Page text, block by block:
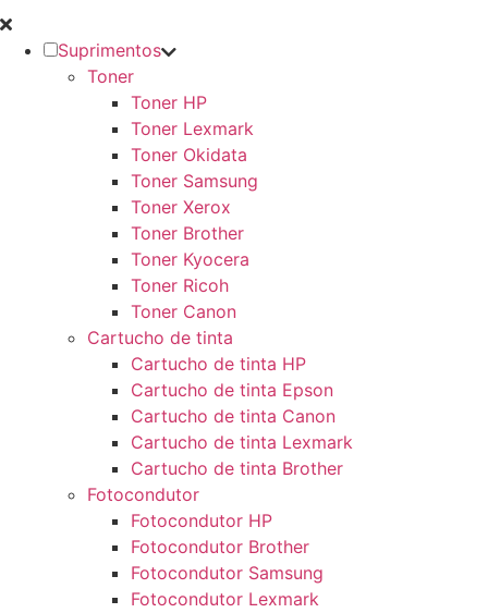
Suprimentos
Toner
Toner HP
Toner Lexmark
Toner Okidata
Toner Samsung
Toner Xerox
Toner Brother
Toner Kyocera
Toner Ricoh
Toner Canon
Cartucho de tinta
Cartucho de tinta HP
Cartucho de tinta Epson
Cartucho de tinta Canon
Cartucho de tinta Lexmark
Cartucho de tinta Brother
Fotocondutor
Fotocondutor HP
Fotocondutor Brother
Fotocondutor Samsung
Fotocondutor Lexmark